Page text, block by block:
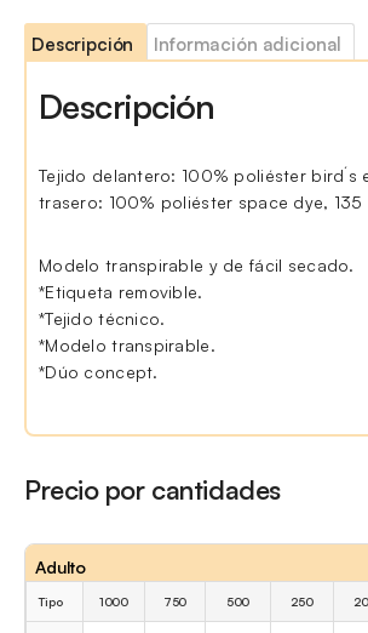
Descripción Información adicional
Descripción
Tejido delantero: 100% poliéster bird´s
trasero: 100% poliéster space dye, 135
Modelo transpirable y de fácil secado.
*Etiqueta removible.
*Tejido técnico.
*Modelo transpirable.
*Dúo concept.
Precio por cantidades
Adulto
Tipo 1000 750 500 250